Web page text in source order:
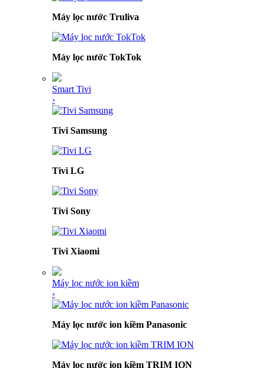
Máy lọc nước Truliva
Máy lọc nước TokTok
Smart Tivi
›
Tivi Samsung
Tivi LG
Tivi Sony
Tivi Xiaomi
Máy lọc nước ion kiềm
›
Máy lọc nước ion kiềm Panasonic
Máy lọc nước ion kiềm TRIM ION